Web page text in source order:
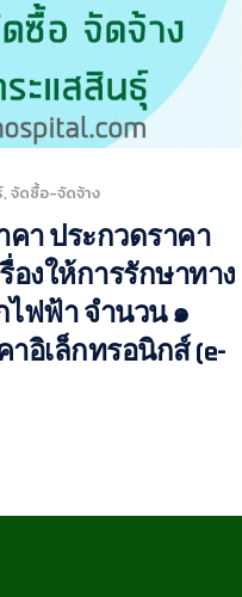
, จัดซื้อ-จัดจ้าง
คา ประกวดราคา
งให้การรักษาทาง
ฟฟ้า จำนวน ๑
าอิเล็กทรอนิกส์ (e-